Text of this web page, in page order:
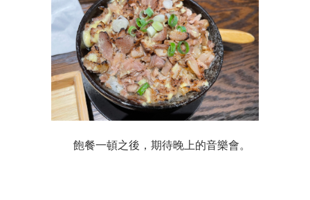
飽餐一頓之後，期待晚上的音樂會。